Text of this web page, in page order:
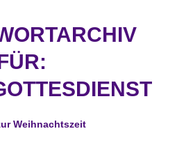
Weihnachtszeit